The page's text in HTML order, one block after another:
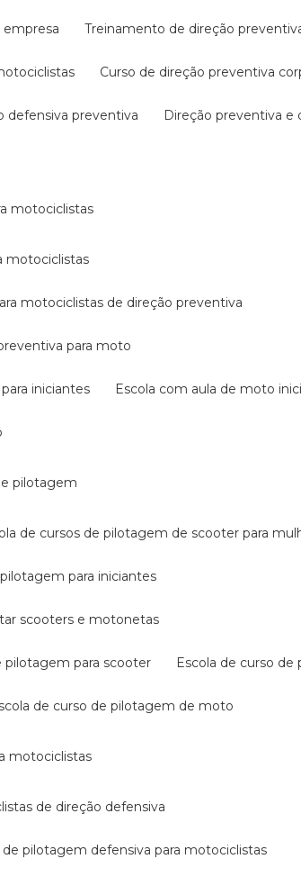
empresa treinamento de direção
curso de direção preventiva
defensiva preventiva direção preventiva
motociclistas
motociclistas
motociclistas de direção preventiva
para moto
iniciantes escola com aula de moto
pilotagem
de cursos de pilotagem de scooter para
pilotagem para iniciantes
scooters e motonetas
pilotagem para scooter escola de curso
escola de curso de pilotagem de moto
motociclistas
de direção defensiva
de pilotagem defensiva para motociclistas